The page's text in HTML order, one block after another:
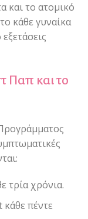
και το ατομικό
κάθε γυναίκα
Παπ και το
τρία χρόνια.
κάθε πέντε